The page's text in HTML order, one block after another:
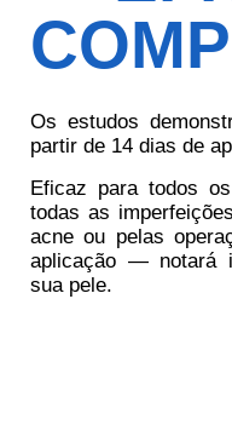
Os estudos
partir de 14 dias de
Eficaz para todos
todas as
acne ou pelas
aplicação — notará
sua pele.